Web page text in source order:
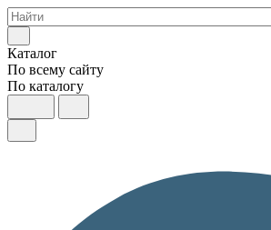
Каталог
По всему сайту
По каталогу